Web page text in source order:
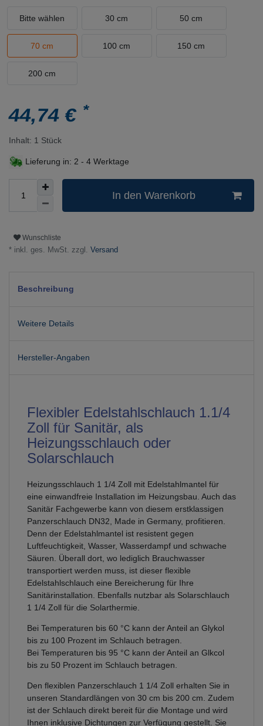
Bitte wählen 30 cm 50 cm
70 cm 100 cm 150 cm
200 cm
44,74 €*
Inhalt: 1 Stück
Lieferung in: 2 - 4 Werktage
In den Warenkorb
Wunschliste
* inkl. ges. MwSt. zzgl. Versand
Beschreibung
Weitere Details
Hersteller-Angaben
Flexibler Edelstahlschlauch 1.1/4
Zoll für Sanitär, als
Heizungsschlauch oder
Solarschlauch
Heizungsschlauch 1 1/4 Zoll mit Edelstahlmantel für
eine einwandfreie Installation im Heizungsbau. Auch das
Sanitär Fachgewerbe kann von diesem erstklassigen
Panzerschlauch DN32, Made in Germany, profitieren.
Denn der Edelstahlmantel ist resistent gegen
Luftfeuchtigkeit, Wasser, Wasserdampf und schwache
Säuren. Überall dort, wo lediglich Brauchwasser
transportiert werden muss, ist dieser flexible
Edelstahlschlauch eine Bereicherung für Ihre
Sanitärinstallation. Ebenfalls nutzbar als Solarschlauch
1 1/4 Zoll für die Solarthermie.
Bei Temperaturen bis 60 °C kann der Anteil an Glykol
bis zu 100 Prozent im Schlauch betragen.
Bei Temperaturen bis 95 °C kann der Anteil an Glkcol
bis zu 50 Prozent im Schlauch betragen.
Den flexiblen Panzerschlauch 1 1/4 Zoll erhalten Sie in
unseren Standardlängen von 30 cm bis 200 cm. Zudem
ist der Schlauch direkt bereit für die Montage und wird
Ihnen inklusive Dichtungen zur Verfügung gestellt. Sie